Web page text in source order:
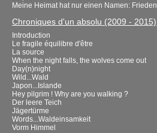
Meine Heimat hat nur einen Namen: Frieden
Chroniques d'un absolu (2009 - 2015)
Introduction
Le fragile équilibre d'être
La source
When the night falls, the wolves come out
Day(n)night
Wild...Wald
Japon...Islande
Hey pilgrim ! Why are you walking ?
Der leere Teich
Jägertürme
Words...Waldeinsamkeit
Vorm Himmel